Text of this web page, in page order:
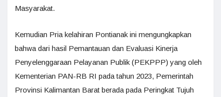
Masyarakat.
Kemudian Pria kelahiran Pontianak ini mengungkapkan
bahwa dari hasil Pemantauan dan Evaluasi Kinerja
Penyelenggaraan Pelayanan Publik (PEKPPP) yang oleh
Kementerian PAN-RB RI pada tahun 2023, Pemerintah
Provinsi Kalimantan Barat berada pada Peringkat Tujuh